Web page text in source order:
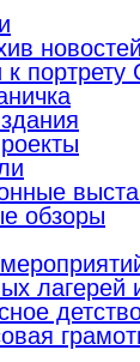
новостей
портрету
обзоры
лагерей